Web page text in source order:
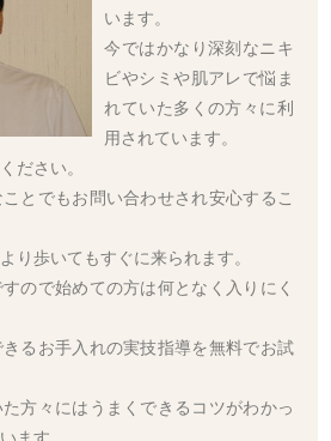
います。
今ではかなり深刻なニキ
ビやシミや肌アレで悩ま
れていた多くの方々に利
用されています。
ださい。
とでもお問い合わせされ安心するこ
り歩いてもすぐに来られます。
ので始めての方は何となく入りにく
るお手入れの実技指導を無料でお試
方々にはうまくできるコツがわかっ
ます。